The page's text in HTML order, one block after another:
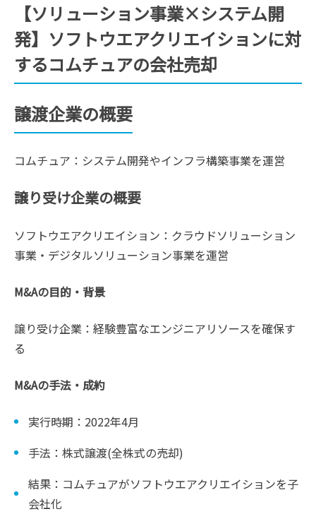
【ソリューション事業×システム開
発】ソフトウエアクリエイションに対
するコムチュアの会社売却
譲渡企業の概要
コムチュア：システム開発やインフラ構築事業を運営
譲り受け企業の概要
ソフトウエアクリエイション：クラウドソリューション
事業・デジタルソリューション事業を運営
M&Aの目的・背景
譲り受け企業：経験豊富なエンジニアリソースを確保す
る
M&Aの手法・成約
実行時期：2022年4月
手法：株式譲渡(全株式の売却)
結果：コムチュアがソフトウエアクリエイションを子
会社化